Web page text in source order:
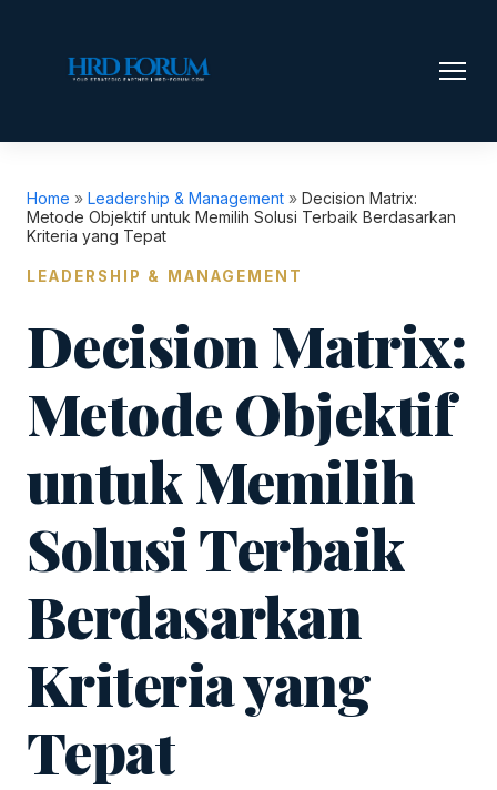
Home » Leadership & Management » Decision Matrix:
Metode Objektif untuk Memilih Solusi Terbaik Berdasarkan
Kriteria yang Tepat
LEADERSHIP & MANAGEMENT
Decision Matrix:
Metode Objektif
untuk Memilih
Solusi Terbaik
Berdasarkan
Kriteria yang
Tepat